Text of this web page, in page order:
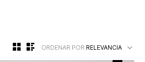
ORDENAR POR RELEVANCIA